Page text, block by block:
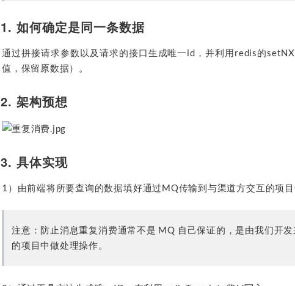
1. 如何确定是同一条数据
通过拼接请求参数以及请求的接口生成唯一id，并利用redis的
值，保留原数据）。
2. 架构预想
3. 具体实现
1）由前端将所要查询的数据填好通过MQ传输到与渠道方交互的项目
注意：防止消息重复消费通常不是 MQ 自己保证的，是由我们开
的项目中做处理操作。